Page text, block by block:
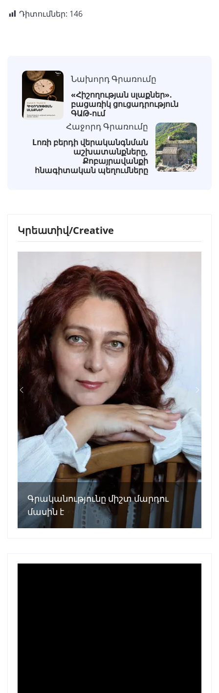
Դիտումներ: 146
Նախորդ Գրառումը
«Հիշողության սլաքներ».
բացառիկ ցուցադրություն
ԳԱԹ-ում
Հաջորդ Գրառումը
Lոռի բերդի վերականգնման
աշխատանքները,
Քոբայրավանքի
հնագիտական պեղումները
Կրեատիվ/Creative
Գրականությունը միշտ մարդու
մասին է